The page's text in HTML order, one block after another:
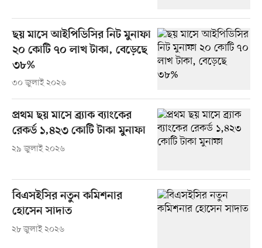
ছয় মাসে আইপিডিসির নিট মুনাফা
২০ কোটি ৭০ লাখ টাকা, বেড়েছে
৩৮%
৩০ জুলাই ২০২৬
প্রথম ছয় মাসে ব্র্যাক ব্যাংকের
রেকর্ড ১,৪২৩ কোটি টাকা মুনাফা
২৯ জুলাই ২০২৬
বিএসইসির নতুন কমিশনার
হোসেন সাদাত
২৮ জুলাই ২০২৬